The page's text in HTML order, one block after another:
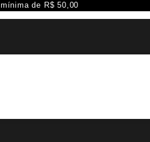
de R$ 50,00